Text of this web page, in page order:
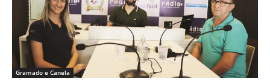
Gramado e Canela